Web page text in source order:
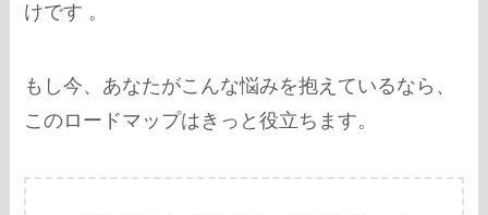
けです 。
もし今、あなたがこんな悩みを抱えているなら、
このロードマップはきっと役立ちます。